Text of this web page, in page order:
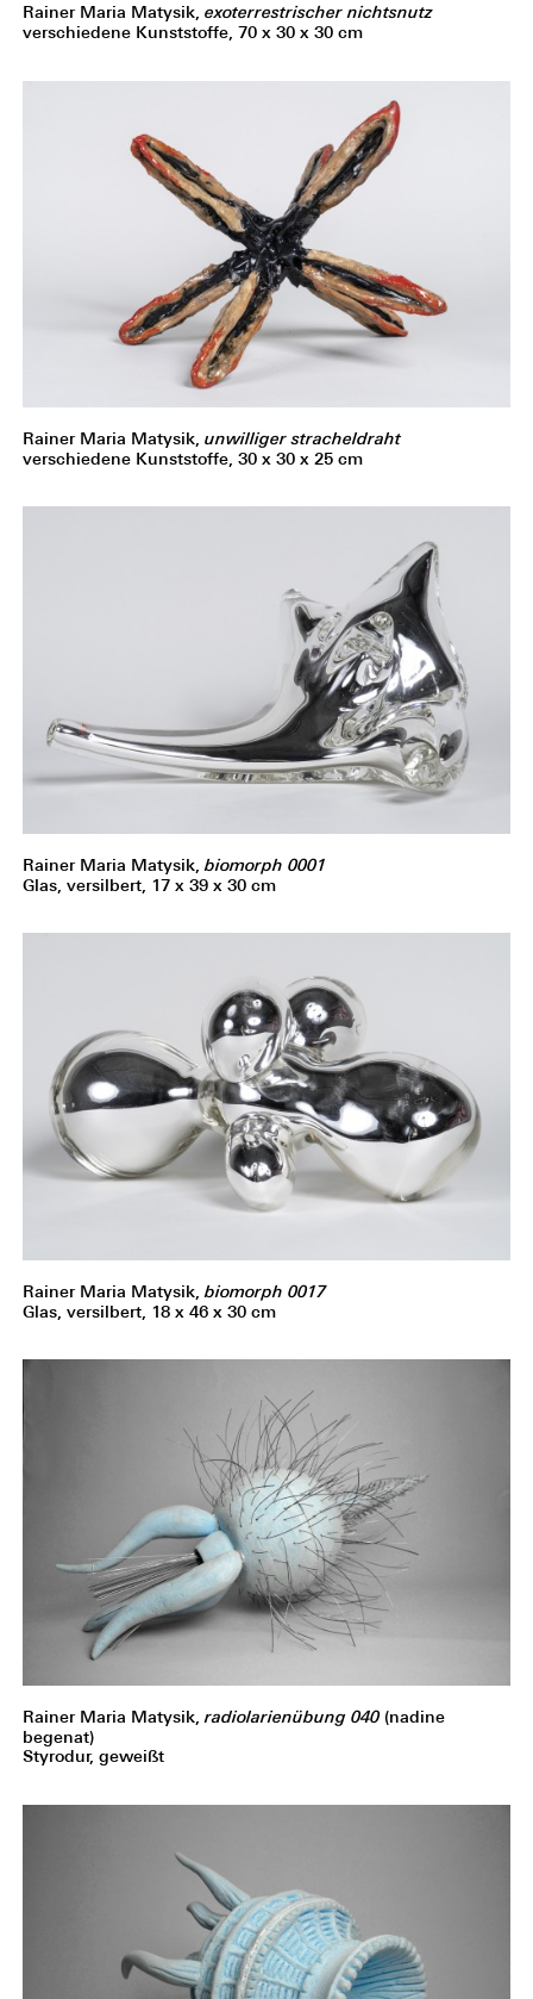
Rainer Maria Matysik, exoterrestrischer nichtsnutz
verschiedene Kunststoffe, 70 x 30 x 30 cm
Rainer Maria Matysik, unwilliger stracheldraht
verschiedene Kunststoffe, 30 x 30 x 25 cm
Rainer Maria Matysik, biomorph 0001
Glas, versilbert, 17 x 39 x 30 cm
Rainer Maria Matysik, biomorph 0017
Glas, versilbert, 18 x 46 x 30 cm
Rainer Maria Matysik, radiolarienübung 040(nadine
begenat)
Styrodur, geweißt